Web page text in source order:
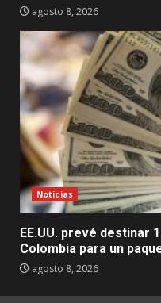
agosto 8, 2026
Noticias
EE.UU. prevé destinar
Colombia para un
agosto 8, 2026